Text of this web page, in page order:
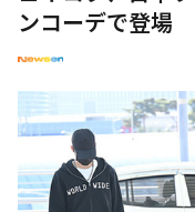
ンコーデで登場